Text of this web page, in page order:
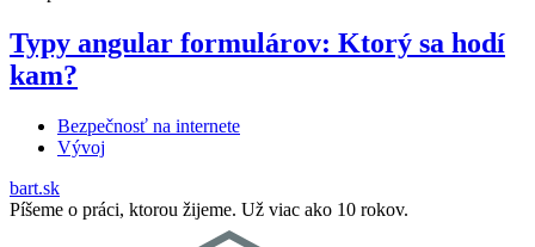
Typy angular formulárov: Ktorý sa hodí
kam?
Bezpečnosť na internete
Vývoj
bart.sk
Píšeme o práci, ktorou žijeme. Už viac ako 10 rokov.